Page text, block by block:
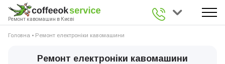
Ремонт кавомашин в Києві
0 800 336 926
Головна • Ремонт електроніки кавомашини
Ремонт електроніки кавомашини